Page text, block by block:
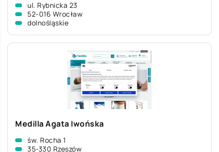
ul. Rybnicka 23
52-016 Wrocław
dolnośląskie
Medilla Agata Iwońska
św. Rocha 1
35-330 Rzeszów